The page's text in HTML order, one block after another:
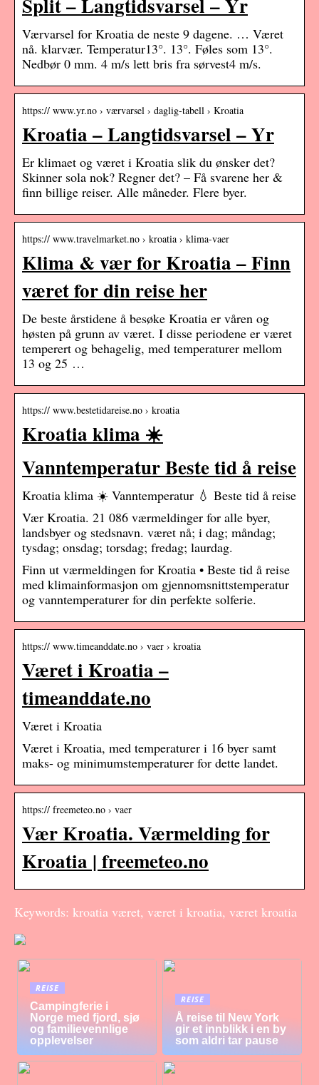
Værvarsel for Kroatia de neste 9 dagene. … Været
nå. klarvær. Temperatur13°. 13°. Føles som 13°.
Nedbør 0 mm. 4 m/s lett bris fra sørvest4 m/s.
https:// www.yr.no › værvarsel › daglig-tabell › Kroatia
Kroatia – Langtidsvarsel – Yr
Er klimaet og været i Kroatia slik du ønsker det?
Skinner sola nok? Regner det? – Få svarene her &
finn billige reiser. Alle måneder. Flere byer.
https:// www.travelmarket.no › kroatia › klima-vaer
Klima & vær for Kroatia – Finn
været for din reise her
De beste årstidene å besøke Kroatia er våren og
høsten på grunn av været. I disse periodene er været
temperert og behagelig, med temperaturer mellom
13 og 25 …
https:// www.bestetidareise.no › kroatia
Kroatia klima ☀️
Vanntemperatur Beste tid å reise
Kroatia klima ☀️ Vanntemperatur 💧 Beste tid å reise
Vær Kroatia. 21 086 værmeldinger for alle byer,
landsbyer og stedsnavn. været nå; i dag; måndag;
tysdag; onsdag; torsdag; fredag; laurdag.
Finn ut værmeldingen for Kroatia • Beste tid å reise
med klimainformasjon om gjennomsnittstemperatur
og vanntemperaturer for din perfekte solferie.
https:// www.timeanddate.no › vaer › kroatia
Været i Kroatia –
timeanddate.no
Været i Kroatia
Været i Kroatia, med temperaturer i 16 byer samt
maks- og minimumstemperaturer for dette landet.
https:// freemeteo.no › vaer
Vær Kroatia. Værmelding for
Kroatia | freemeteo.no
Keywords: kroatia været, været i kroatia, været kroatia
REISE
Campingferie i
Norge med fjord, sjø
og familievennlige
opplevelser
REISE
Å reise til New York
gir et innblikk i en by
som aldri tar pause